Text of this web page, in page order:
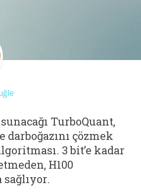
sunacağı TurboQuant,
çözmek
3 bit’e kadar
H100
sağlıyor.